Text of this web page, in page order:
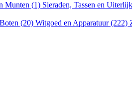
Munten (1) Sieraden, Tassen en
(20) Witgoed en Apparatuur (222)